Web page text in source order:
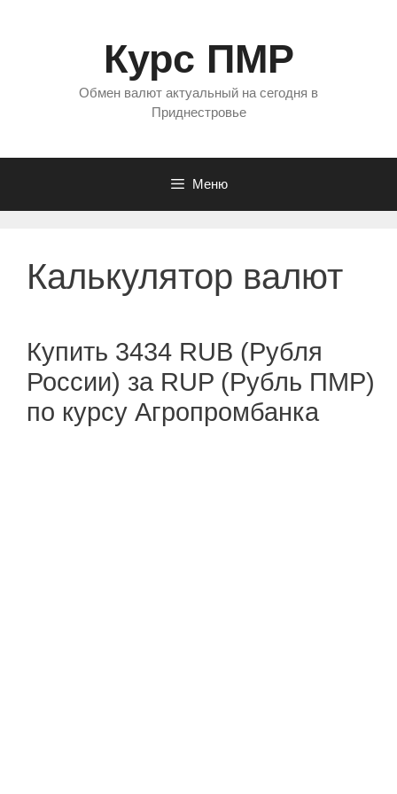
Курс ПМР
Обмен валют актуальный на сегодня в
Приднестровье
Меню
Калькулятор валют
Купить 3434 RUB (Рубля
России) за RUP (Рубль ПМР)
по курсу Агропромбанка